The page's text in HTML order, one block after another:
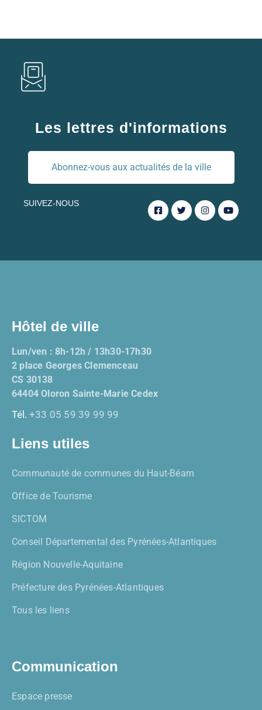
Les lettres d'informations
Abonnez-vous aux actualités de la ville
SUIVEZ-NOUS
Hôtel de ville
Lun/ven : 8h-12h / 13h30-17h30
2 place Georges Clemenceau
CS 30138
64404 Oloron Sainte-Marie Cedex
Tél. +33 05 59 39 99 99
Liens utiles
Communauté de communes du Haut-Béarn
Office de Tourisme
SICTOM
Conseil Départemental des Pyrénées-Atlantiques
Région Nouvelle-Aquitaine
Préfecture des Pyrénées-Atlantiques
Tous les liens
Communication
Espace presse